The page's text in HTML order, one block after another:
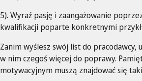
5). Wyraź pasję i zaangażowanie
kwalifikacji poparte konkretnymi
Zanim wyślesz swój list do pracodawcy,
w nim czegoś więcej do poprawy.
motywacyjnym muszą znajdować się